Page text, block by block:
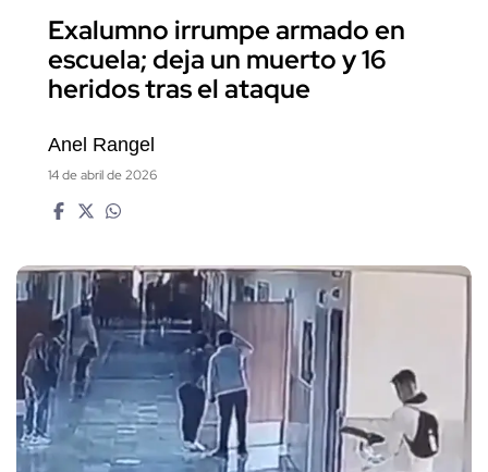
Exalumno irrumpe armado en
escuela; deja un muerto y 16
heridos tras el ataque
Anel Rangel
14 de abril de 2026